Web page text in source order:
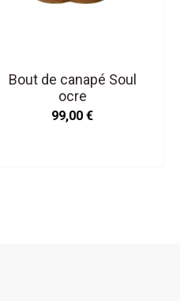
Bout de canapé Soul
ocre
99,00 €